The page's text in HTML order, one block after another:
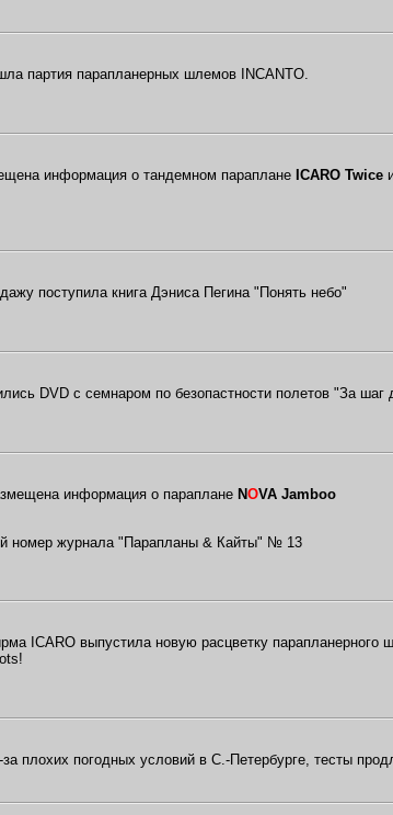
партия парапланерных шлемов INCANTO.
информация о тандемном параплане ICARO Twice
поступила книга Дэниса Пегина "Понять небо"
DVD c семнаром по безопастности полетов "За шаг
информация о параплане NOVA Jamboo
номер журнала "Парапланы & Кайты" № 13
ICARO выпустила новую расцветку парапланерного
плохих погодных условий в С.-Петербурге, тесты